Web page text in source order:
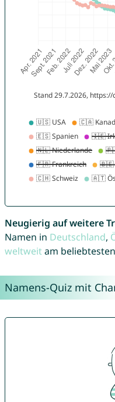
Neugierig auf weitere
Namen in Deutschland,
weltweitam
Namens-Quiz mit